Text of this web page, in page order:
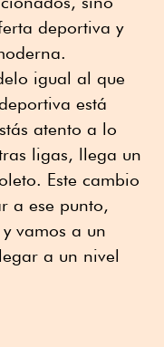
deportiva y
igual al que
está
atento a lo
ligas, llega un
Este cambio
a ese punto,
vamos a un
a un nivel